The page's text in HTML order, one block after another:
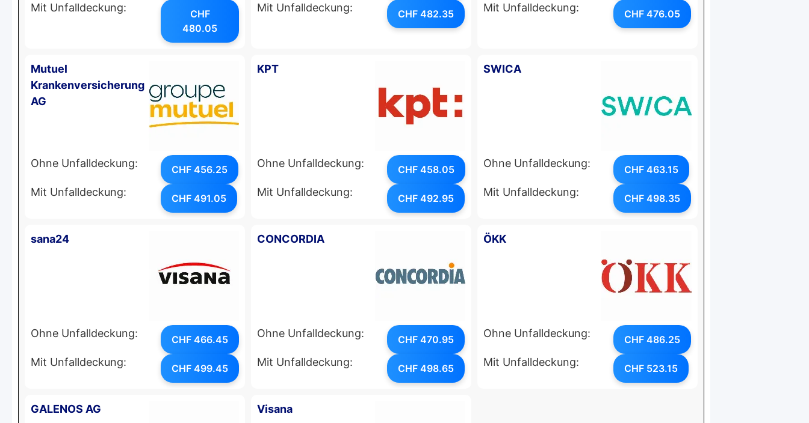
Mit Unfalldeckung:
CHF
480.05
Mit Unfalldeckung: CHF 482.35 Mit Unfalldeckung: CHF 476.05
Mutuel
Krankenversicherung
AG
Ohne Unfalldeckung: CHF 456.25
Mit Unfalldeckung: CHF 491.05
KPT
Ohne Unfalldeckung: CHF 458.05
Mit Unfalldeckung: CHF 492.95
SWICA
Ohne Unfalldeckung: CHF 463.15
Mit Unfalldeckung: CHF 498.35
sana24
Ohne Unfalldeckung: CHF 466.45
Mit Unfalldeckung: CHF 499.45
CONCORDIA
Ohne Unfalldeckung: CHF 470.95
Mit Unfalldeckung: CHF 498.65
ÖKK
Ohne Unfalldeckung: CHF 486.25
Mit Unfalldeckung: CHF 523.15
GALENOS AG Visana